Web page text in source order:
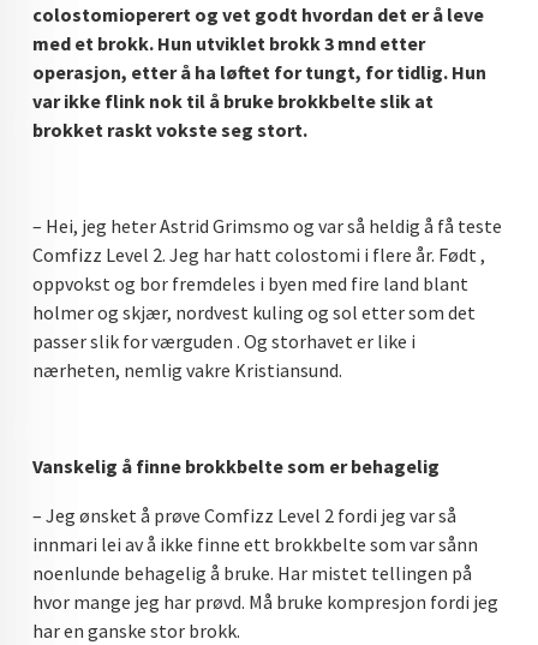
colostomioperert og vet godt hvordan det er å leve
med et brokk. Hun utviklet brokk 3 mnd etter
operasjon, etter å ha løftet for tungt, for tidlig. Hun
var ikke flink nok til å bruke brokkbelte slik at
brokket raskt vokste seg stort.
– Hei, jeg heter Astrid Grimsmo og var så heldig å få teste
Comfizz Level 2. Jeg har hatt colostomi i flere år. Født ,
oppvokst og bor fremdeles i byen med fire land blant
holmer og skjær, nordvest kuling og sol etter som det
passer slik for værguden . Og storhavet er like i
nærheten, nemlig vakre Kristiansund.
Vanskelig å finne brokkbelte som er behagelig
– Jeg ønsket å prøve Comfizz Level 2 fordi jeg var så
innmari lei av å ikke finne ett brokkbelte som var sånn
noenlunde behagelig å bruke. Har mistet tellingen på
hvor mange jeg har prøvd. Må bruke kompresjon fordi jeg
har en ganske stor brokk.